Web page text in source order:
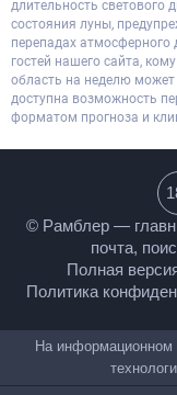
длительность светового
состояния луны,
перепадах атмосферного
гостей нашего сайта,
область на неделю может
доступна возможность
форматом прогноза и
© Рамблер —
гороскопы,
Полная версия
Политика
На
рекомендательные